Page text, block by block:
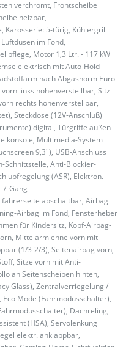
verchromt, Frontscheibe
heizbar,
Karosserie: 5-türig, Kühlergrill
im Fond,
Motor 1,3 Ltr. - 117 kW
elektrisch mit Auto-Hold-
nach Abgasnorm Euro
links höhenverstellbar, Sitz
rechts höhenverstellbar,
Steckdose (12V-Anschluß)
digital, Türgriffe außen
Multimedia-System
9,3"), USB-Anschluss
Schnittstelle, Anti-Blockier-
(ASR), Elektron.
Gang -
abschaltbar, Airbag
Airbag im Fond, Fensterheber
für Kindersitz, Kopf-Airbag-
Mittelarmlehne vorn mit
(1/3-2/3), Seitenairbag vorn,
Sitze vorn mit Anti-
an Seitenscheiben hinten,
Glass), Zentralverriegelung /
Mode (Fahrmodusschalter),
Dachreling,
(HSA), Servolenkung
elektr. anklappbar,